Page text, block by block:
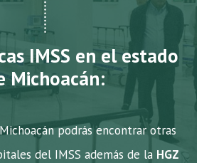
IMSS en el estado
Michoacán:
podrás encontrar otras
del IMSS además de la HGZ